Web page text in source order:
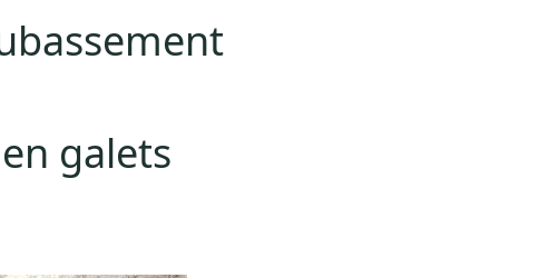
ent
en galets